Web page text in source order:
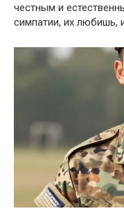
честным и
симпатии, их любишь,